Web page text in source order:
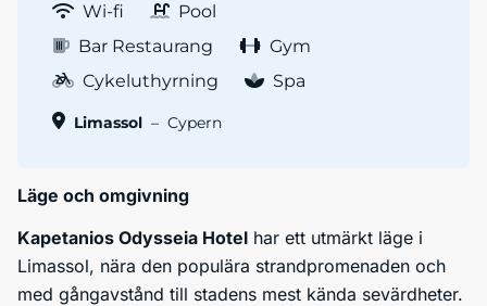
Wi-fi
Pool
Bar Restaurang
Gym
Cykeluthyrning
Spa
Limassol – Cypern
Läge och omgivning
Kapetanios Odysseia Hotel har ett utmärkt läge i
Limassol, nära den populära strandpromenaden och
med gångavstånd till stadens mest kända sevärdheter.